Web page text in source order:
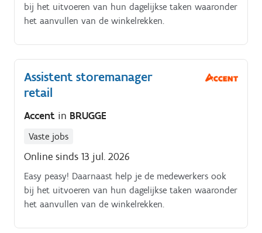
bij het uitvoeren van hun dagelijkse taken waaronder
het aanvullen van de winkelrekken.
Assistent storemanager
retail
Accent in BRUGGE
Vaste jobs
Online sinds 13 jul. 2026
Easy peasy! Daarnaast help je de medewerkers ook
bij het uitvoeren van hun dagelijkse taken waaronder
het aanvullen van de winkelrekken.